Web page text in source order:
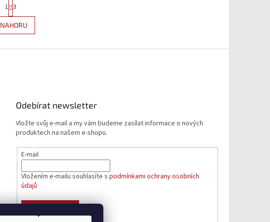
O
v
l
d
S
t
r
á
n
1 3
NAHORU
Odebírat newsletter
Vložte svůj e-mail a my vám budeme zasílat informace o nových
produktech na našem e-shopu.
E-mail
Vložením e-mailu souhlasíte spodmínkami ochrany osobních
údajů